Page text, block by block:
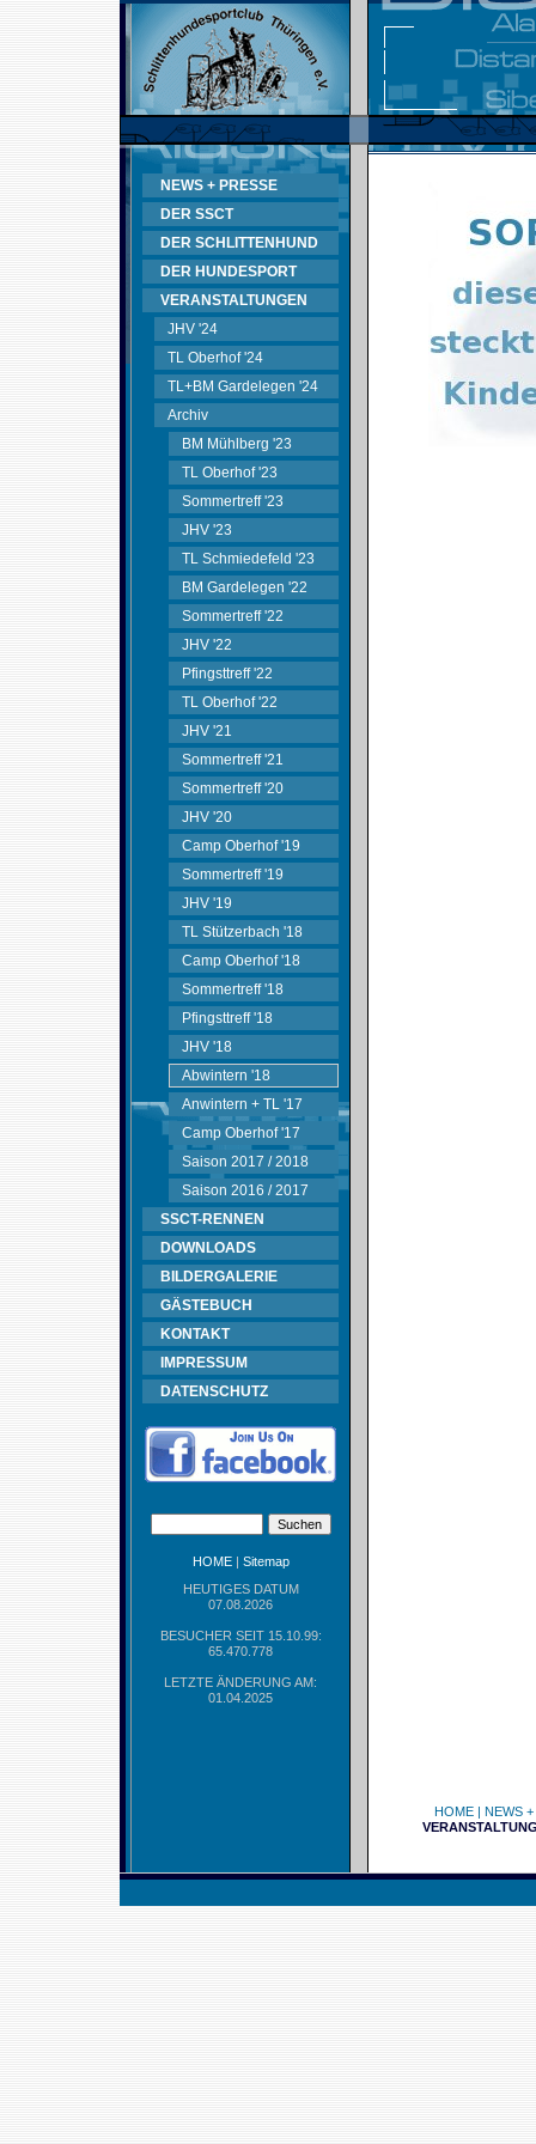
NEWS + PRESSE
DER SSCT
DER SCHLITTENHUND
DER HUNDESPORT
VERANSTALTUNGEN
JHV '24
TL Oberhof '24
TL+BM Gardelegen '24
Archiv
BM Mühlberg '23
TL Oberhof '23
Sommertreff '23
JHV '23
TL Schmiedefeld '23
BM Gardelegen '22
Sommertreff '22
JHV '22
Pfingsttreff '22
TL Oberhof '22
JHV '21
Sommertreff '21
Sommertreff '20
JHV '20
Camp Oberhof '19
Sommertreff '19
JHV '19
TL Stützerbach '18
Camp Oberhof '18
Sommertreff '18
Pfingsttreff '18
JHV '18
Abwintern '18
Anwintern + TL '17
Camp Oberhof '17
Saison 2017 / 2018
Saison 2016 / 2017
SSCT-RENNEN
DOWNLOADS
BILDERGALERIE
GÄSTEBUCH
KONTAKT
IMPRESSUM
DATENSCHUTZ
HOME| Sitemap
HEUTIGES DATUM
07.08.2026
BESUCHER SEIT 15.10.99:
65.470.778
LETZTE ÄNDERUNG AM:
01.04.2025
HOME| NEWS